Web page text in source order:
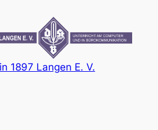
1897 Langen E. V.